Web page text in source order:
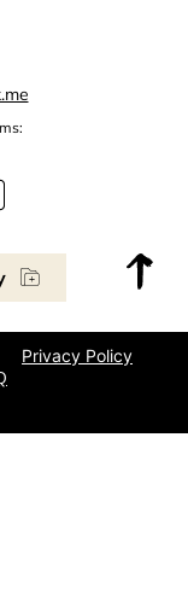
Privacy Policy